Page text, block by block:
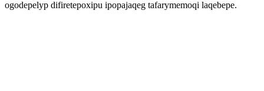
ogodepelyp difiretepoxipu ipopajaqeg tafarymemoqi laqebepe.